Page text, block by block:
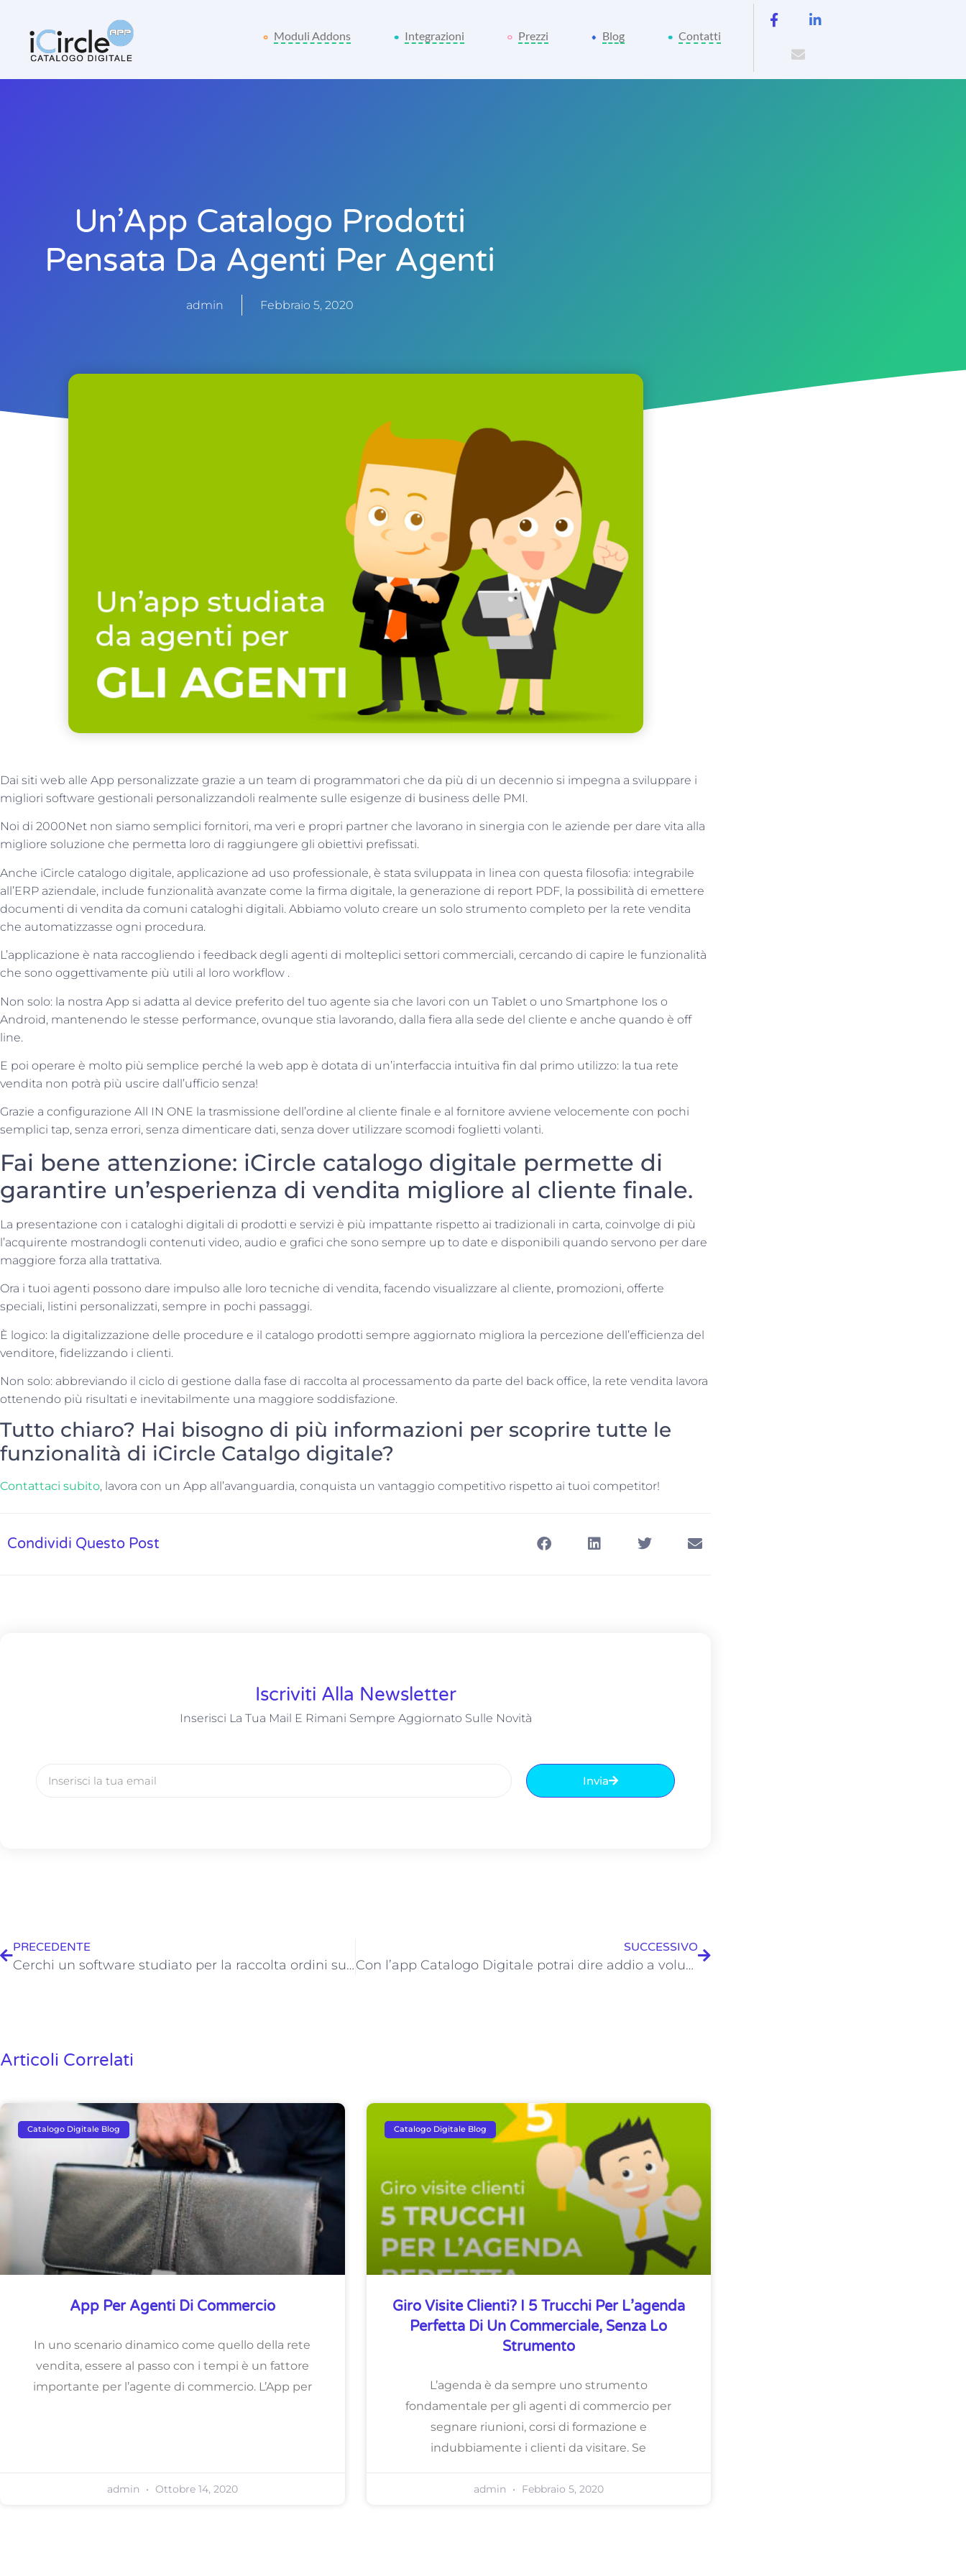
Moduli Addons Integrazioni Prezzi Blog Contatti
Un’App Catalogo Prodotti
Pensata Da Agenti Per Agenti
admin Febbraio 5, 2020
Dai siti web alle App personalizzate grazie a un team di programmatori che da più di un decennio si impegna a sviluppare i
migliori software gestionali personalizzandoli realmente sulle esigenze di business delle PMI.
Noi di 2000Net non siamo semplici fornitori, ma veri e propri partner che lavorano in sinergia con le aziende per dare vita alla
migliore soluzione che permetta loro di raggiungere gli obiettivi prefissati.
Anche iCircle catalogo digitale, applicazione ad uso professionale, è stata sviluppata in linea con questa filosofia: integrabile
all’ERP aziendale, include funzionalità avanzate come la firma digitale, la generazione di report PDF, la possibilità di emettere
documenti di vendita da comuni cataloghi digitali. Abbiamo voluto creare un solo strumento completo per la rete vendita
che automatizzasse ogni procedura.
L’applicazione è nata raccogliendo i feedback degli agenti di molteplici settori commerciali, cercando di capire le funzionalità
che sono oggettivamente più utili al loro workflow .
Non solo: la nostra App si adatta al device preferito del tuo agente sia che lavori con un Tablet o uno Smartphone Ios o
Android, mantenendo le stesse performance, ovunque stia lavorando, dalla fiera alla sede del cliente e anche quando è off
line.
E poi operare è molto più semplice perché la web app è dotata di un’interfaccia intuitiva fin dal primo utilizzo: la tua rete
vendita non potrà più uscire dall’ufficio senza!
Grazie a configurazione All IN ONE la trasmissione dell’ordine al cliente finale e al fornitore avviene velocemente con pochi
semplici tap, senza errori, senza dimenticare dati, senza dover utilizzare scomodi foglietti volanti.
Fai bene attenzione: iCircle catalogo digitale permette di
garantire un’esperienza di vendita migliore al cliente finale.
La presentazione con i cataloghi digitali di prodotti e servizi è più impattante rispetto ai tradizionali in carta, coinvolge di più
l’acquirente mostrandogli contenuti video, audio e grafici che sono sempre up to date e disponibili quando servono per dare
maggiore forza alla trattativa.
Ora i tuoi agenti possono dare impulso alle loro tecniche di vendita, facendo visualizzare al cliente, promozioni, offerte
speciali, listini personalizzati, sempre in pochi passaggi.
È logico: la digitalizzazione delle procedure e il catalogo prodotti sempre aggiornato migliora la percezione dell’efficienza del
venditore, fidelizzando i clienti.
Non solo: abbreviando il ciclo di gestione dalla fase di raccolta al processamento da parte del back office, la rete vendita lavora
ottenendo più risultati e inevitabilmente una maggiore soddisfazione.
Tutto chiaro? Hai bisogno di più informazioni per scoprire tutte le
funzionalità di iCircle Catalgo digitale?
Contattaci subito, lavora con un App all’avanguardia, conquista un vantaggio competitivo rispetto ai tuoi competitor!
Condividi Questo Post
Iscriviti Alla Newsletter
Inserisci La Tua Mail E Rimani Sempre Aggiornato Sulle Novità
Invia
PRECEDENTE
Cerchi un software studiato per la raccolta ordini su tablet: semplice, intuitivo e personalizzabile?
SUCCESSIVO
Con l’app Catalogo Digitale potrai dire addio a voluminosi cataloghi cartacei dei prodotti
Articoli Correlati
Catalogo Digitale Blog
App Per Agenti Di Commercio
In uno scenario dinamico come quello della rete
vendita, essere al passo con i tempi è un fattore
importante per l’agente di commercio. L’App per
admin Ottobre 14, 2020
Catalogo Digitale Blog
Giro Visite Clienti? I 5 Trucchi Per L’agenda
Perfetta Di Un Commerciale, Senza Lo
Strumento
L’agenda è da sempre uno strumento
fondamentale per gli agenti di commercio per
segnare riunioni, corsi di formazione e
indubbiamente i clienti da visitare. Se
admin Febbraio 5, 2020